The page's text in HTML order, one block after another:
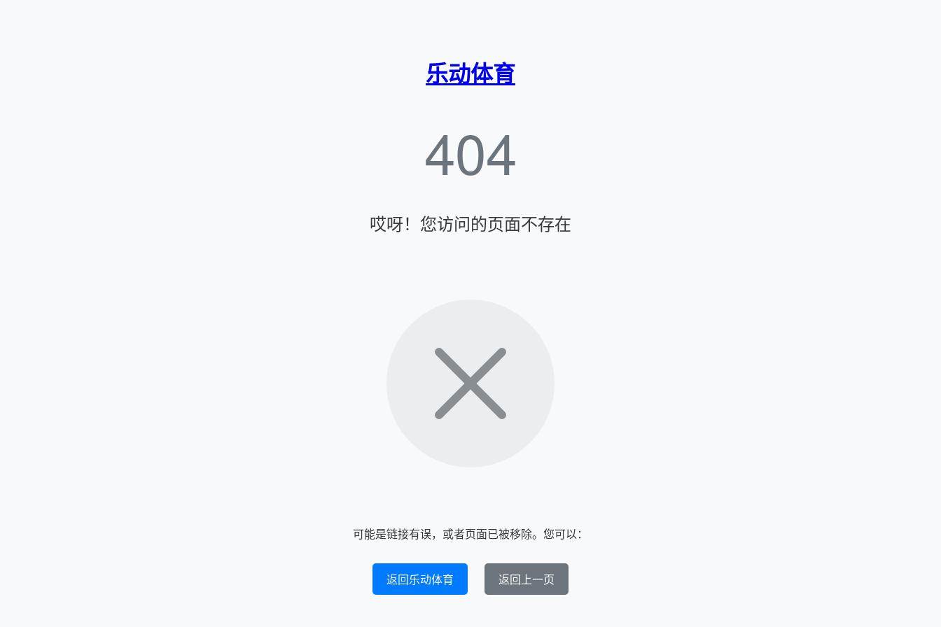
乐动体育
404
哎呀！您访问的页面不存在
可能是链接有误，或者页面已被移除。您可以：
返回乐动体育 返回上一页